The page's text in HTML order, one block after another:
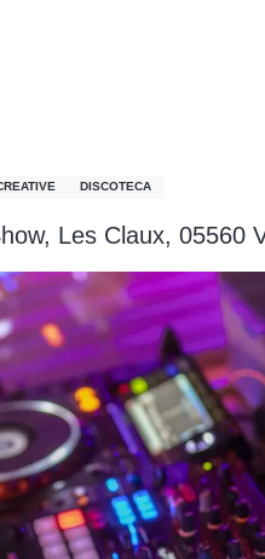
DISCOTECA
Les Claux, 05560